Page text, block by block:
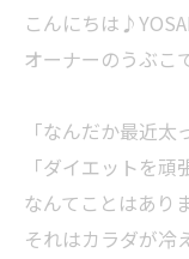
こんにちは
オーナーのうぶこ
「なんだか最近太
「ダイエットを頑
なんてことはあり
それはカラダが冷